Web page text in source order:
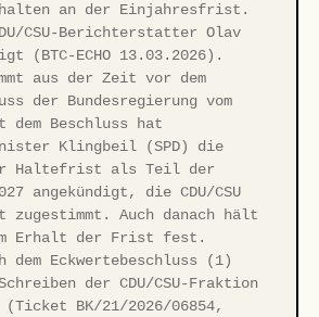
an der Einjahresfrist.
CSU-Berichterstatter Olav
(BTC-ECHO 13.03.2026).
aus der Zeit vor dem
der Bundesregierung vom
dem Beschluss hat
Klingbeil (SPD) die
Haltefrist als Teil der
angekündigt, die CDU/CSU
zugestimmt. Auch danach hält
Erhalt der Frist fest.
dem Eckwertebeschluss (1)
der CDU/CSU-Fraktion
(Ticket BK/21/2026/06854,